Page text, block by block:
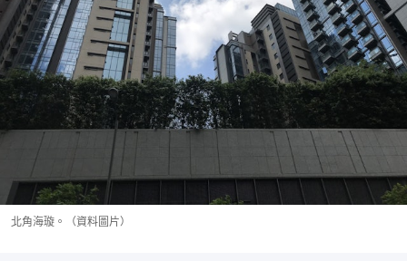
北角海璇。（資料圖片）